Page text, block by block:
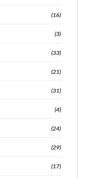
(16)
(3)
(33)
(21)
(31)
(4)
(24)
(29)
(17)